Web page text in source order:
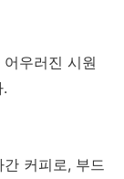
우러진 시원
커피로, 부드